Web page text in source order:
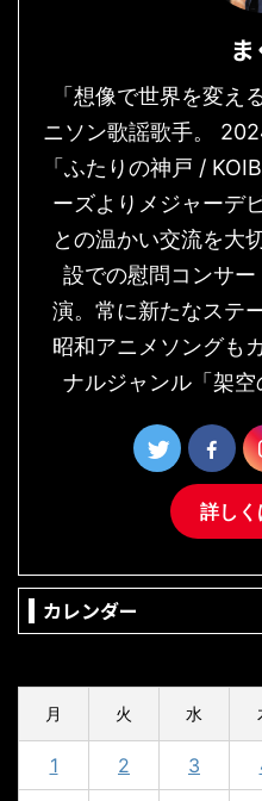
「想像で世界を変え
ニソン歌謡歌手。
「ふたりの神戸 /
ーズよりメジャーデ
との温かい交流を大
設での慰問コンサ
演。常に新たなステ
昭和アニメソングも
ナルジャンル「架空
詳しく
カレンダー
月 火 水
1 2 3